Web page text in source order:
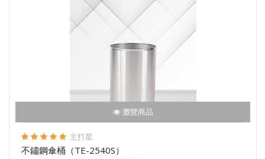
瀏覽商品
主打星
不鏽鋼傘桶（TE-2540S）